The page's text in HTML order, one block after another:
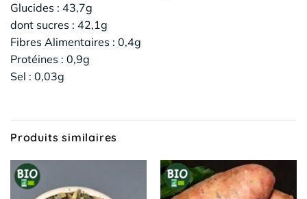
Glucides : 43,7g
dont sucres : 42,1g
Fibres Alimentaires : 0,4g
Protéines : 0,9g
Sel : 0,03g
Produits similaires